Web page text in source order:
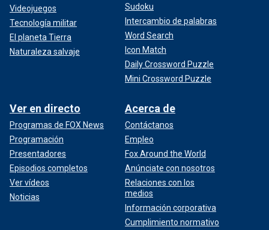
Videojuegos
Tecnología militar
El planeta Tierra
Naturaleza salvaje
Sudoku
Intercambio de palabras
Word Search
Icon Match
Daily Crossword Puzzle
Mini Crossword Puzzle
Ver en directo
Programas de FOX News
Programación
Presentadores
Episodios completos
Ver vídeos
Noticias
Acerca de
Contáctanos
Empleo
Fox Around the World
Anúnciate con nosotros
Relaciones con los
medios
Información corporativa
Cumplimiento normativo